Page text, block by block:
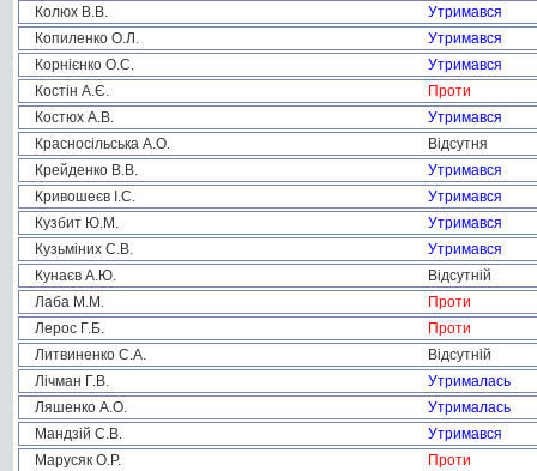
Колюх В.В.
Утримався
Копиленко О.Л.
Утримався
Корнієнко О.С.
Утримався
Костін А.Є.
Проти
Костюх А.В.
Утримався
Красносільська А.О.
Відсутня
Крейденко В.В.
Утримався
Кривошеєв І.С.
Утримався
Кузбит Ю.М.
Утримався
Кузьміних С.В.
Утримався
Кунаєв А.Ю.
Відсутній
Лаба М.М.
Проти
Лерос Г.Б.
Проти
Литвиненко С.А.
Відсутній
Лічман Г.В.
Утрималась
Ляшенко А.О.
Утрималась
Мандзій С.В.
Утримався
Марусяк О.Р.
Проти